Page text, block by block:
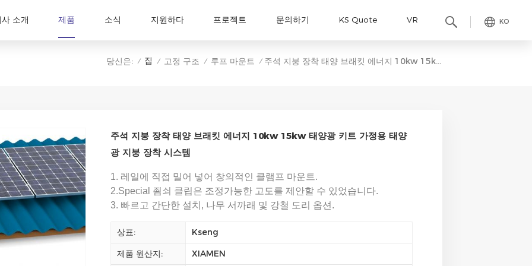
KO
소개 제품 소식 지원하다 프로젝트 문의하기 KS Quote VR
당신은: / 집 / 고정 구조 / 루프 마운트 / 주석 지붕 장착 태양 브래킷 에너지 10kw 15kw 태양광 키트 가정용 태양광 지붕 장착 시스템
주석 지붕 장착 태양 브래킷 에너지 10kw 15kw 태양광 키트 가정용 태양
광 지붕 장착 시스템
1. 레일에 직접 밀어 넣어 창의적인 클램프 마운트.
2.Special 죔쇠 클립은 조정가능한 고도를 제안할 수 있었습니다.
3. 빠르고 간단한 설치, 나무 서까래 및 강철 도리 옵션.
상표:
Kseng
제품 원산지:
XIAMEN